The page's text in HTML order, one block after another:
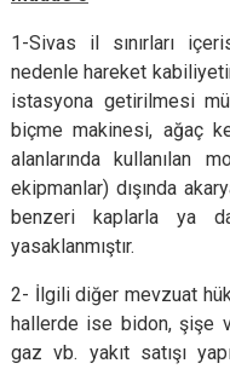
1-Sivas il sınırları
nedenle hareket
istasyona getirilmesi
biçme makinesi, ağaç
alanlarında kullanılan
ekipmanlar) dışında
benzeri kaplarla ya
yasaklanmıştır.
2- İlgili diğer mevzuat
hallerde ise bidon, şişe
gaz vb. yakıt satışı